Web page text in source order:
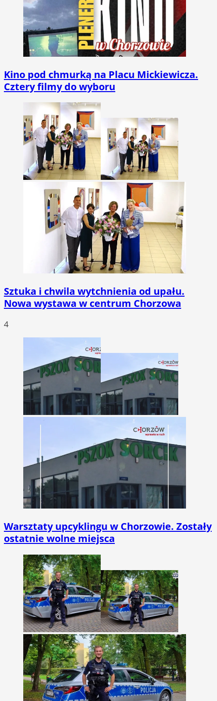
Kino pod chmurką na Placu Mickiewicza.
Cztery filmy do wyboru
Sztuka i chwila wytchnienia od upału.
Nowa wystawa w centrum Chorzowa
4
Warsztaty upcyklingu w Chorzowie. Zostały
ostatnie wolne miejsca